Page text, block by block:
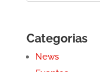
Categorias
News